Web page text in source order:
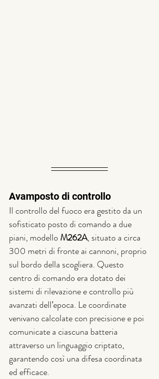
Avamposto di controllo
Il controllo del fuoco era gestito da un
sofisticato posto di comando a due
piani, modello M262A, situato a circa
300 metri di fronte ai cannoni, proprio
sul bordo della scogliera. Questo
centro di comando era dotato dei
sistemi di rilevazione e controllo più
avanzati dell’epoca. Le coordinate
venivano calcolate con precisione e poi
comunicate a ciascuna batteria
attraverso un linguaggio criptato,
garantendo così una difesa coordinata
ed efficace.